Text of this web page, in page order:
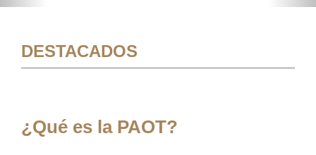
DESTACADOS
¿Qué es la PAOT?